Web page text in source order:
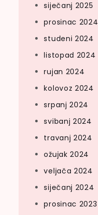
siječanj 2025
prosinac 2024
studeni 2024
listopad 2024
rujan 2024
kolovoz 2024
srpanj 2024
svibanj 2024
travanj 2024
ožujak 2024
veljača 2024
siječanj 2024
prosinac 2023